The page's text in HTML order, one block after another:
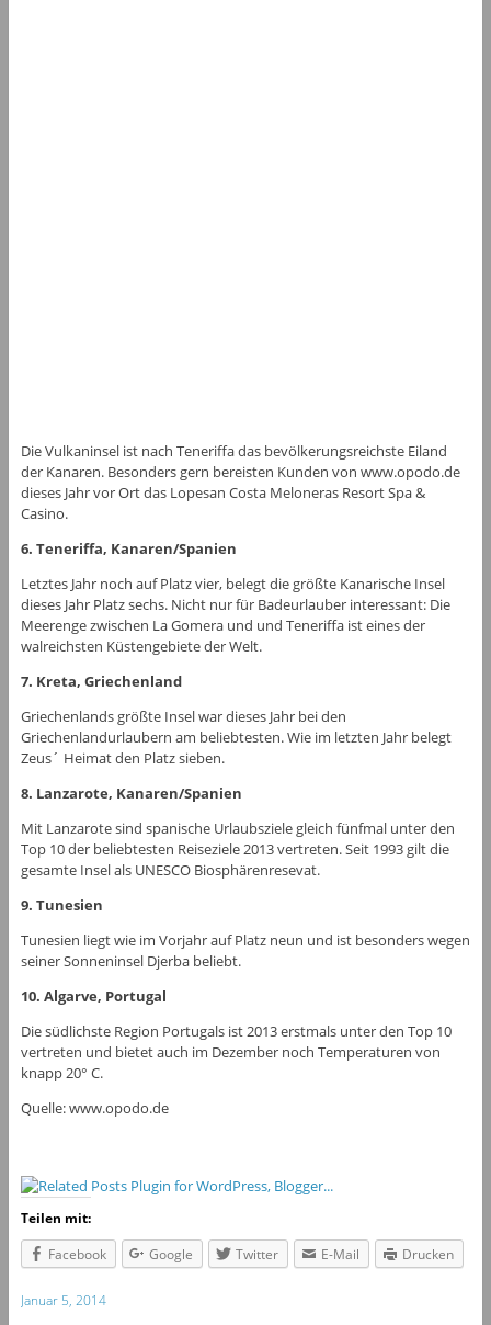
Die Vulkaninsel ist nach Teneriffa das bevölkerungsreichste Eiland
der Kanaren. Besonders gern bereisten Kunden von www.opodo.de
dieses Jahr vor Ort das Lopesan Costa Meloneras Resort Spa &
Casino.
6. Teneriffa, Kanaren/Spanien
Letztes Jahr noch auf Platz vier, belegt die größte Kanarische Insel
dieses Jahr Platz sechs. Nicht nur für Badeurlauber interessant: Die
Meerenge zwischen La Gomera und und Teneriffa ist eines der
walreichsten Küstengebiete der Welt.
7. Kreta, Griechenland
Griechenlands größte Insel war dieses Jahr bei den
Griechenlandurlaubern am beliebtesten. Wie im letzten Jahr belegt
Zeus´ Heimat den Platz sieben.
8. Lanzarote, Kanaren/Spanien
Mit Lanzarote sind spanische Urlaubsziele gleich fünfmal unter den
Top 10 der beliebtesten Reiseziele 2013 vertreten. Seit 1993 gilt die
gesamte Insel als UNESCO Biosphärenresevat.
9. Tunesien
Tunesien liegt wie im Vorjahr auf Platz neun und ist besonders wegen
seiner Sonneninsel Djerba beliebt.
10. Algarve, Portugal
Die südlichste Region Portugals ist 2013 erstmals unter den Top 10
vertreten und bietet auch im Dezember noch Temperaturen von
knapp 20° C.
Quelle: www.opodo.de
Teilen mit:
Facebook
Google Twitter E-Mail Drucken
Januar 5, 2014